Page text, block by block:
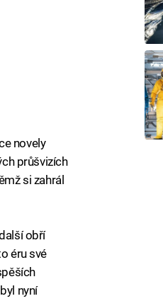
novely
průšvizích
si zahrál
obří
éru své
nyní